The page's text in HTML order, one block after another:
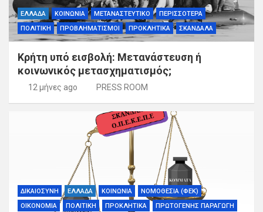
ΕΛΛΑΔΑ ΚΟΙΝΩΝΙΑ ΜΕΤΑΝΑΣΤΕΥΤΙΚΟ
ΠΕΡΙΣΣΟΤΕΡΑ
ΠΟΛΙΤΙΚΗ
ΠΡΟΒΛΗΜΑΤΙΣΜΟΙ ΠΡΟΚΛΗΤΙΚΑ ΣΚΑΝΔΑΛΑ
Κρήτη υπό εισβολή: Μετανάστευση ή
κοινωνικός μετασχηματισμός;
12 μήνες ago PRESS ROOM
ΔΙΚΑΙΟΣΥΝΗ ΕΛΛΑΔΑ ΚΟΙΝΩΝΙΑ
ΝΟΜΟΘΕΣΙΑ (ΦΕΚ)
ΟΙΚΟΝΟΜΙΑ
ΠΟΛΙΤΙΚΗ ΠΡΟΚΛΗΤΙΚΑ
ΠΡΩΤΟΓΕΝΗΣ ΠΑΡΑΓΩΓΗ